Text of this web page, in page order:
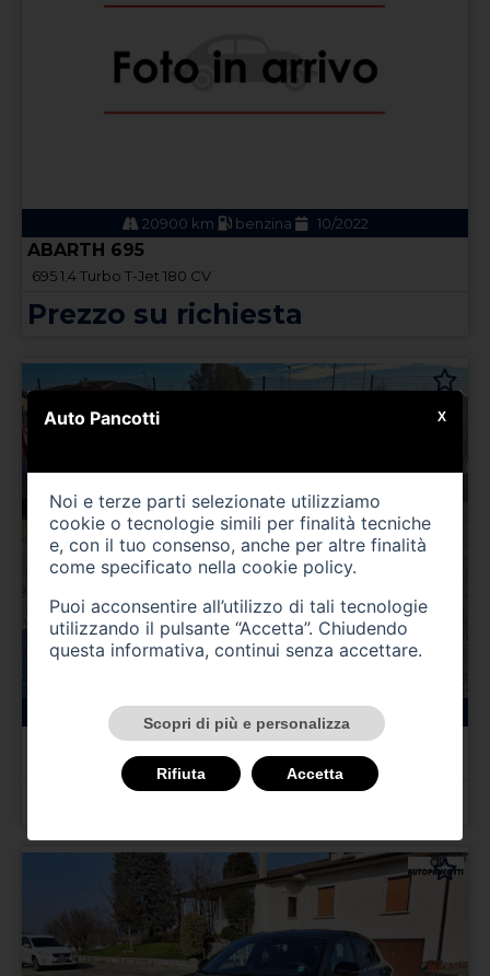
20900 km benzina 10/2022
ABARTH 695
695 1.4 Turbo T-Jet 180 CV
Prezzo su richiesta
ALFA ROMEO Gtv/Spider
Gtv 2.0i 16V Twin Spark cat L
Auto Pancotti
Noi e terze parti selezionate utilizziamo
cookie o tecnologie simili per finalità tecniche
e, con il tuo consenso, anche per altre finalità
come specificato nella cookie policy.
Puoi acconsentire all’utilizzo di tali tecnologie
utilizzando il pulsante “Accetta”. Chiudendo
questa informativa, continui senza accettare.
Scopri di più e personalizza
Rifiuta Accetta
X